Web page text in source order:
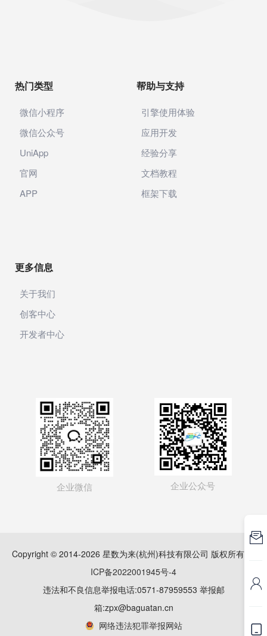
热门类型
微信小程序
微信公众号
UniApp
官网
APP
帮助与支持
引擎使用体验
应用开发
经验分享
文档教程
框架下载
更多信息
关于我们
创客中心
开发者中心
企业微信 企业公众号
Copyright © 2014-2026 星数为来(杭州)科技有限公司 版权所有
ICP备2022001945号-4
违法和不良信息举报电话:0571-87959553 举报邮
箱:zpx@baguatan.cn
网络违法犯罪举报网站


